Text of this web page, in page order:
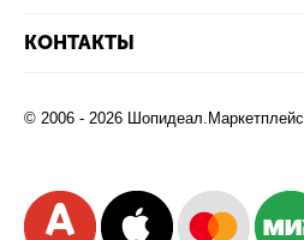
КОНТАКТЫ
© 2006 - 2026 Шопидеал.Маркетплейс